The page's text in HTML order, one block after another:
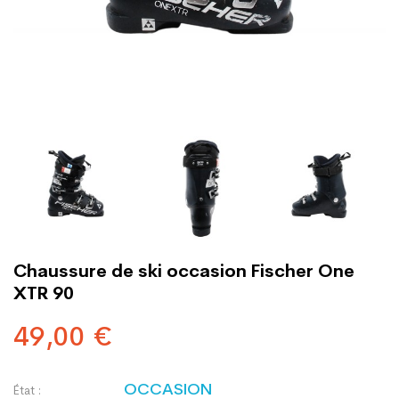
Chaussure de ski occasion Fischer One
XTR 90
49,00 €
État : OCCASION